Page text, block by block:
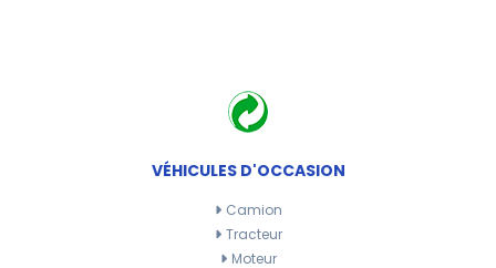
VÉHICULES D'OCCASION
Camion
Tracteur
Moteur